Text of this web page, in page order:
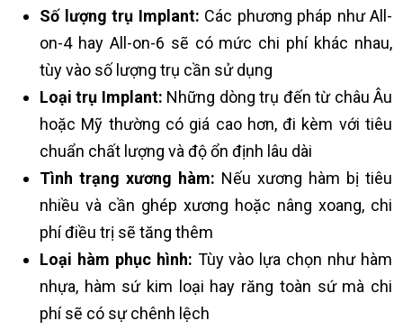
Số lượng trụ Implant: Các phương pháp như All-
on-4 hay All-on-6 sẽ có mức chi phí khác nhau,
tùy vào số lượng trụ cần sử dụng
Loại trụ Implant: Những dòng trụ đến từ châu Âu
hoặc Mỹ thường có giá cao hơn, đi kèm với tiêu
chuẩn chất lượng và độ ổn định lâu dài
Tình trạng xương hàm: Nếu xương hàm bị tiêu
nhiều và cần ghép xương hoặc nâng xoang, chi
phí điều trị sẽ tăng thêm
Loại hàm phục hình: Tùy vào lựa chọn như hàm
nhựa, hàm sứ kim loại hay răng toàn sứ mà chi
phí sẽ có sự chênh lệch